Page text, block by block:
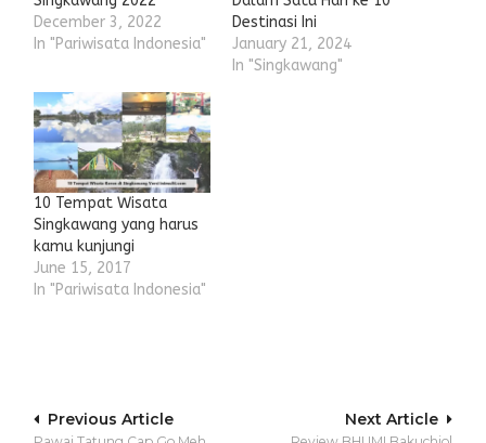
December 3, 2022
In "Pariwisata Indonesia"
Destinasi Ini
January 21, 2024
In "Singkawang"
10 Tempat Wisata
Singkawang yang harus
kamu kunjungi
June 15, 2017
In "Pariwisata Indonesia"
Post
Next Article
Previous Article